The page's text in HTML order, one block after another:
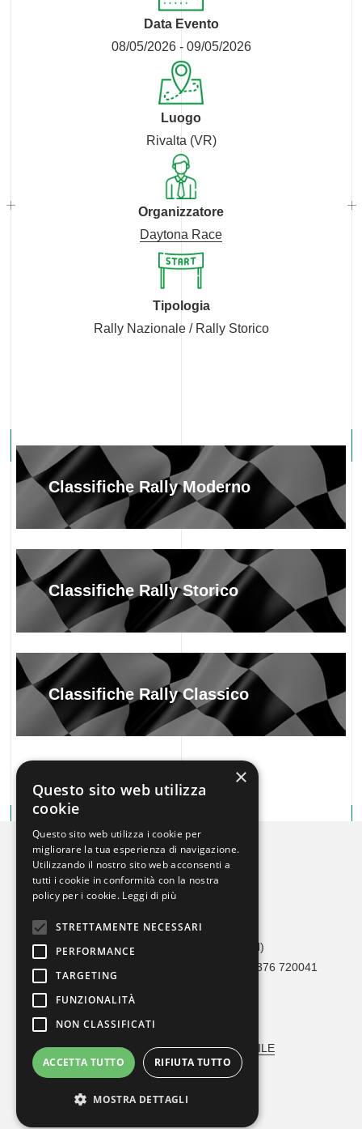
Data Evento
08/05/2026 - 09/05/2026
Luogo
Rivalta (VR)
Organizzatore
Daytona Race
Tipologia
Rally Nazionale / Rally Storico
Classifiche Rally Moderno
Classifiche Rally Storico
Classifiche Rally Classico
Crono Car Service
Via Adami, 36 46041 Asola (MN)
Tel 0376 1693273 / 342 1626490 – Fax 0376 720041
Codice Fiscale: 90026560202
MODELLO ORGANIZZATIVO
VERBALE NOMINA RESPONSABILE
ⓒ Crono Car Service
×
Questo sito web utilizza
cookie
Questo sito web utilizza i cookie per
migliorare la tua esperienza di navigazione.
Utilizzando il nostro sito web acconsenti a
tutti i cookie in conformità con la nostra
policy per i cookie. Leggi di più
STRETTAMENTE NECESSARI
PERFORMANCE
TARGETING
FUNZIONALITÀ
NON CLASSIFICATI
ACCETTA TUTTO RIFIUTA TUTTO
MOSTRA DETTAGLI